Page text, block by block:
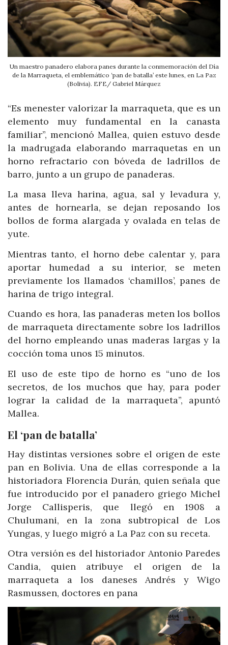
Un maestro panadero elabora panes durante la conmemoración del Día
de la Marraqueta, el emblemático ‘pan de batalla’ este lunes, en La Paz
(Bolivia). EFE/ Gabriel Márquez
“Es menester valorizar la marraqueta, que es un
elemento muy fundamental en la canasta
familiar”, mencionó Mallea, quien estuvo desde
la madrugada elaborando marraquetas en un
horno refractario con bóveda de ladrillos de
barro, junto a un grupo de panaderas.
La masa lleva harina, agua, sal y levadura y,
antes de hornearla, se dejan reposando los
bollos de forma alargada y ovalada en telas de
yute.
Mientras tanto, el horno debe calentar y, para
aportar humedad a su interior, se meten
previamente los llamados ‘chamillos’, panes de
harina de trigo integral.
Cuando es hora, las panaderas meten los bollos
de marraqueta directamente sobre los ladrillos
del horno empleando unas maderas largas y la
cocción toma unos 15 minutos.
El uso de este tipo de horno es “uno de los
secretos, de los muchos que hay, para poder
lograr la calidad de la marraqueta”, apuntó
Mallea.
El ‘pan de batalla’
Hay distintas versiones sobre el origen de este
pan en Bolivia. Una de ellas corresponde a la
historiadora Florencia Durán, quien señala que
fue introducido por el panadero griego Michel
Jorge Callisperis, que llegó en 1908 a
Chulumani, en la zona subtropical de Los
Yungas, y luego migró a La Paz con su receta.
Otra versión es del historiador Antonio Paredes
Candia, quien atribuye el origen de la
marraqueta a los daneses Andrés y Wigo
Rasmussen, doctores en pana